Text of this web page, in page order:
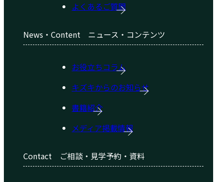
よくあるご質問
News・Content ニュース・コンテンツ
お役立ちコラム
キズキからのお知らせ
書籍紹介
メディア掲載情報
Contact ご相談・見学予約・資料